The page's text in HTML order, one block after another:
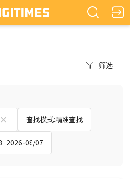
筛选
查找模式:精准查找
08/07